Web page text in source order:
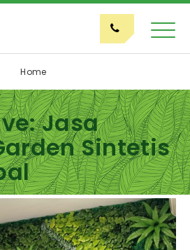
Home
Jasa
Sintetis